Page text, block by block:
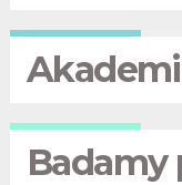
Badamy